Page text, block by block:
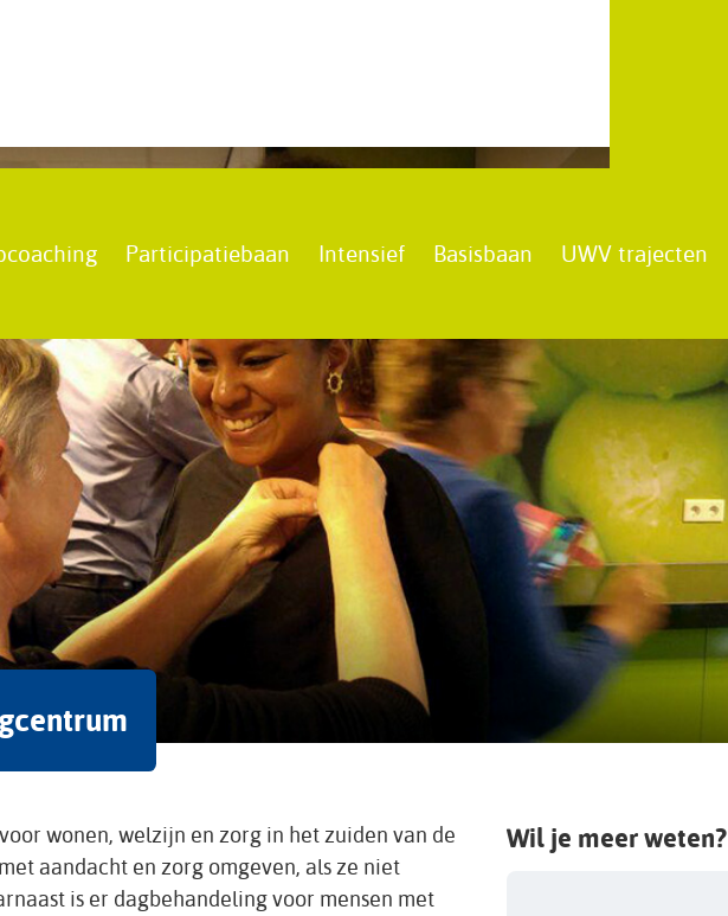
Participatiebaan Intensief Basisbaan UWV trajecten
wonen, welzijn en zorg in het zuiden van de
aandacht en zorg omgeven, als ze niet
is er dagbehandeling voor mensen met
Wil je meer weten?